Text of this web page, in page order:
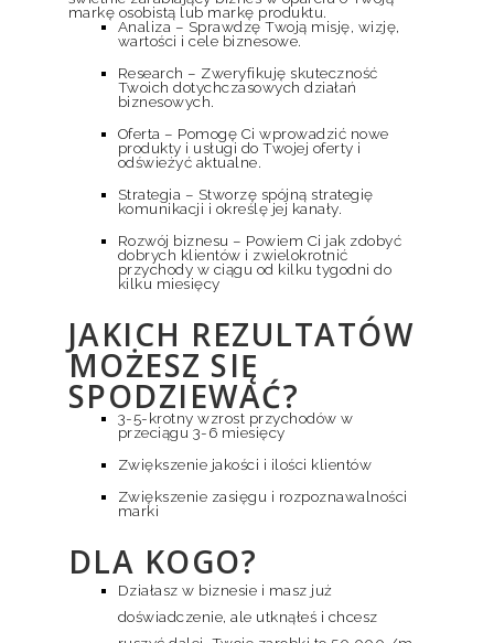
markę osobistą lub markę produktu.
Analiza – Sprawdzę Twoją misję, wizję,
wartości i cele biznesowe.
Research – Zweryfikuję skuteczność
Twoich dotychczasowych działań
biznesowych.
Oferta – Pomogę Ci wprowadzić nowe
produkty i usługi do Twojej oferty i
odświeżyć aktualne.
Strategia – Stworzę spójną strategię
komunikacji i określę jej kanały.
Rozwój biznesu – Powiem Ci jak zdobyć
dobrych klientów i zwielokrotnić
przychody w ciągu od kilku tygodni do
kilku miesięcy
JAKICH REZULTATÓW
MOŻESZ SIĘ
SPODZIEWAĆ?
3-5-krotny wzrost przychodów w
przeciągu 3-6 miesięcy
Zwiększenie jakości i ilości klientów
Zwiększenie zasięgu i rozpoznawalności
marki
DLA KOGO?
Działasz w biznesie i masz już
doświadczenie, ale utknąłeś i chcesz